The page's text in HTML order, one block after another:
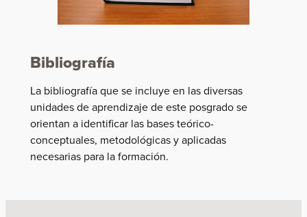
Bibliografía
La bibliografía que se incluye en las diversas
unidades de aprendizaje de este posgrado se
orientan a identificar las bases teórico-
conceptuales, metodológicas y aplicadas
necesarias para la formación.